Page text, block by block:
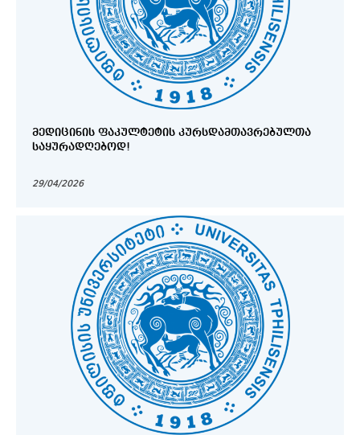
ᲛᲔᲓᲘᲪᲘᲜᲘᲡ ᲤᲐᲙᲣᲚᲢᲔᲢᲘᲡ ᲙᲣᲠᲡᲓᲐᲛᲗᲐᲕᲠᲔᲑᲣᲚᲗᲐ
ᲡᲐᲧᲣᲠᲐᲓᲦᲔᲑᲝᲓ!
29/04/2026